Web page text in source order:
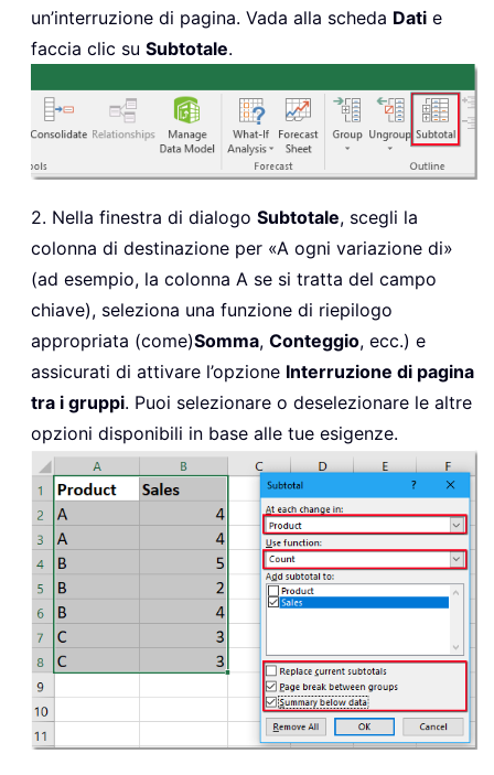
un’interruzione di pagina. Vada alla scheda Dati e
faccia clic su Subtotale.
2. Nella finestra di dialogo Subtotale, scegli la
colonna di destinazione per «A ogni variazione di»
(ad esempio, la colonna A se si tratta del campo
chiave), seleziona una funzione di riepilogo
appropriata (come)Somma, Conteggio, ecc.) e
assicurati di attivare l’opzione Interruzione di pagina
tra i gruppi. Puoi selezionare o deselezionare le altre
opzioni disponibili in base alle tue esigenze.